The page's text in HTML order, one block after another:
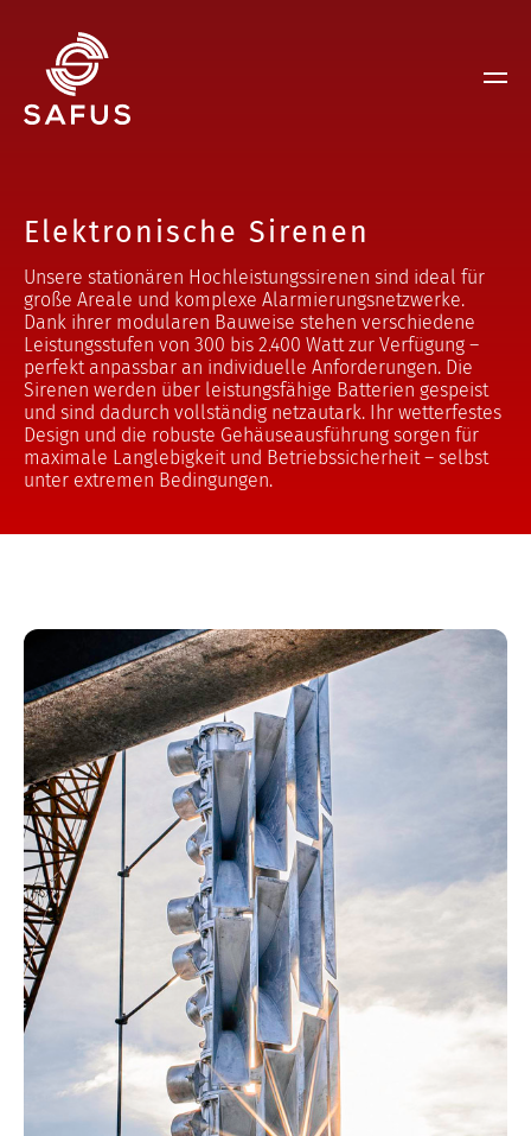
Elektronische Sirenen
Unsere stationären Hochleistungssirenen sind ideal für
große Areale und komplexe Alarmierungsnetzwerke.
Dank ihrer modularen Bauweise stehen verschiedene
Leistungsstufen von 300 bis 2.400 Watt zur Verfügung –
perfekt anpassbar an individuelle Anforderungen. Die
Sirenen werden über leistungsfähige Batterien gespeist
und sind dadurch vollständig netzautark. Ihr wetterfestes
Design und die robuste Gehäuseausführung sorgen für
maximale Langlebigkeit und Betriebssicherheit – selbst
unter extremen Bedingungen.